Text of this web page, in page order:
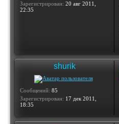
Зарегистрирован: 20 авг 2011,
22:35
shurik
Сообщений: 85
Зарегистрирован: 17 дек 2011,
18:35